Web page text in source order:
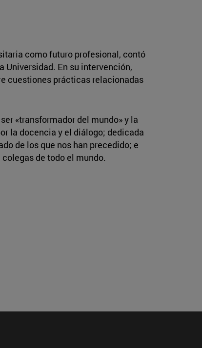
como futuro profesional, contó
Universidad. En su intervención,
cuestiones prácticas relacionadas
«transformador del mundo» y la
la docencia y el diálogo; dedicada
de los que nos han precedido; e
de todo el mundo.